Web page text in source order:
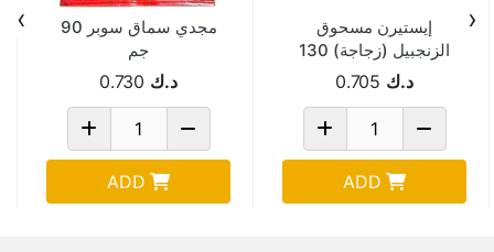
إيستيرن مسحوق
الزنجبيل (زجاجة) 130
جم د.ك 0.705
ADD
مجدي سماق سوبر 90
جم
د.ك 0.730
ADD
‹
›